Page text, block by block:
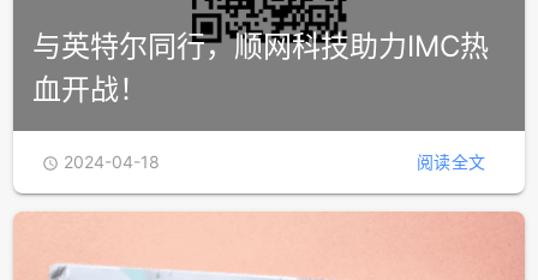
与英特尔同行，顺网科技助力IMC热
血开战！
 2024-04-18 阅读全文